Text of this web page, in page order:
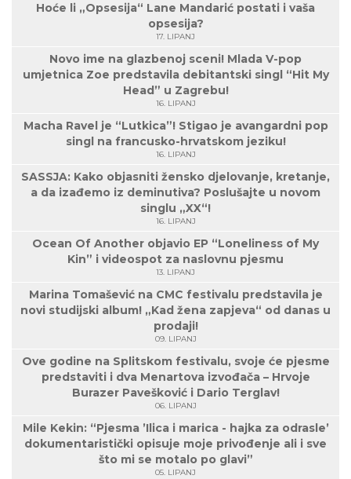
Hoće li „Opsesija“ Lane Mandarić postati i vaša
opsesija?
17. LIPANJ
Novo ime na glazbenoj sceni! Mlada V-pop
umjetnica Zoe predstavila debitantski singl “Hit My
Head” u Zagrebu!
16. LIPANJ
Macha Ravel je “Lutkica”! Stigao je avangardni pop
singl na francusko-hrvatskom jeziku!
16. LIPANJ
SASSJA: Kako objasniti žensko djelovanje, kretanje,
a da izađemo iz deminutiva? Poslušajte u novom
singlu „XX“!
16. LIPANJ
Ocean Of Another objavio EP “Loneliness of My
Kin” i videospot za naslovnu pjesmu
13. LIPANJ
Marina Tomašević na CMC festivalu predstavila je
novi studijski album! „Kad žena zapjeva“ od danas u
prodaji!
09. LIPANJ
Ove godine na Splitskom festivalu, svoje će pjesme
predstaviti i dva Menartova izvođača – Hrvoje
Burazer Pavešković i Dario Terglav!
06. LIPANJ
Mile Kekin: “Pjesma ’Ilica i marica - hajka za odrasle’
dokumentaristički opisuje moje privođenje ali i sve
što mi se motalo po glavi”
05. LIPANJ